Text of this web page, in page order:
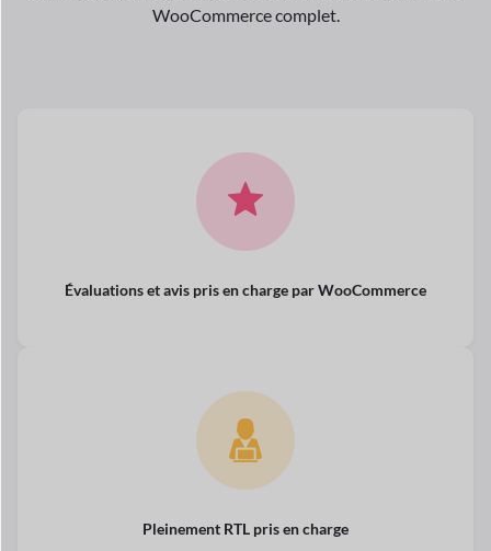
WooCommerce complet.
Évaluations et avis pris en charge par WooCommerce
Pleinement RTL pris en charge